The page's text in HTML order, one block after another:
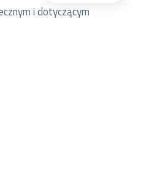
i dotyczącym